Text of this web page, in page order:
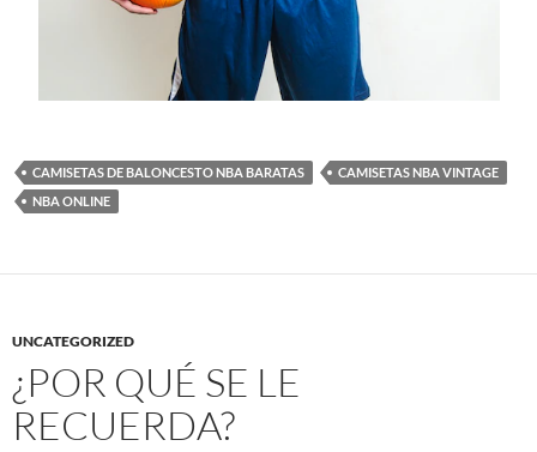
CAMISETAS DE BALONCESTO NBA BARATAS
CAMISETAS NBA VINTAGE
NBA ONLINE
UNCATEGORIZED
¿POR QUÉ SE LE
RECUERDA?